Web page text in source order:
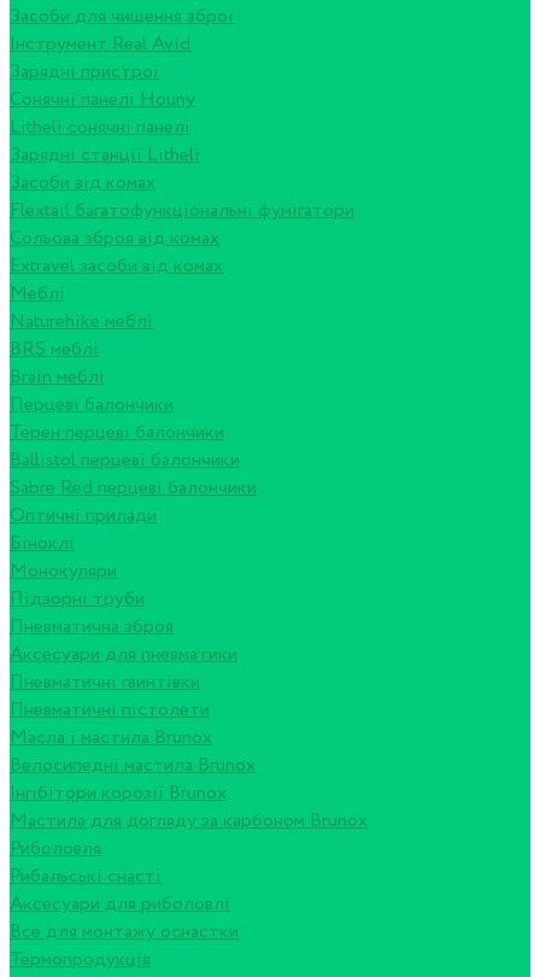
Засоби для чищення зброї
Інструмент Real Avid
Зарядні пристрої
Сонячні панелі Houny
Litheli сонячні панелі
Зарядні станції Litheli
Засоби від комах
Flextail багатофункціональні фумігатори
Сольова зброя від комах
Extravel засоби від комах
Меблі
Naturehike меблі
BRS меблі
Brain меблі
Перцеві балончики
Терен перцеві балончики
Ballistol перцеві балончики
Sabre Red перцеві балончики
Оптичні прилади
Біноклі
Монокуляри
Підзорні труби
Пневматична зброя
Аксесуари для пневматики
Пневматичні гвинтівки
Пневматичні пістолети
Масла і мастила Brunox
Велосипедні мастила Brunox
Інгібітори корозії Brunox
Мастила для догляду за карбоном Brunox
Риболовля
Рибальські снасті
Аксесуари для риболовлі
Все для монтажу оснастки
Термопродукція